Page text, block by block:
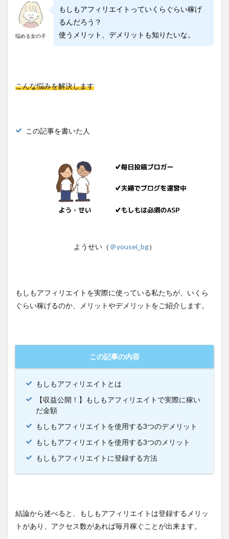
悩める女の子
もしもアフィリエイトっていくらぐらい稼げ
るんだろう？
使うメリット、デメリットも知りたいな。
こんな悩みを解決します
この記事を書いた人
ようせい（ ＠yousei_bg）
もしもアフィリエイトを実際に使っている私たちが、いくら
ぐらい稼げるのか、メリットやデメリットをご紹介します。
この記事の内容
もしもアフィリエイトとは
【収益公開！】もしもアフィリエイトで実際に稼い
だ金額
もしもアフィリエイトを使用する3つのデメリット
もしもアフィリエイトを使用する3つのメリット
もしもアフィリエイトに登録する方法
結論から述べると、もしもアフィリエイトは登録するメリッ
トがあり、アクセス数があれば毎月稼ぐことが出来ます。